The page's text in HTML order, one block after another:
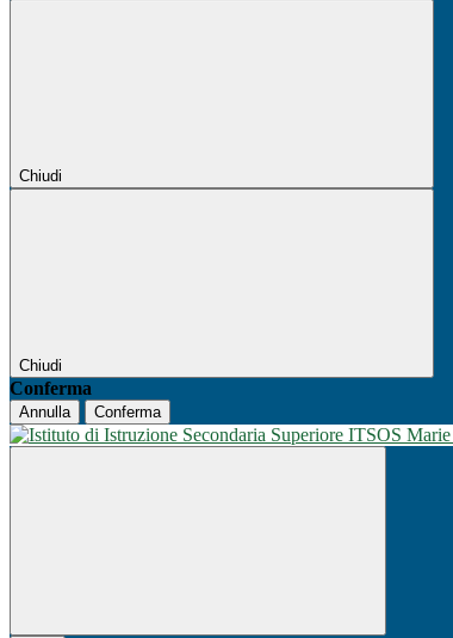
Chiudi
Chiudi
Conferma
Annulla Conferma